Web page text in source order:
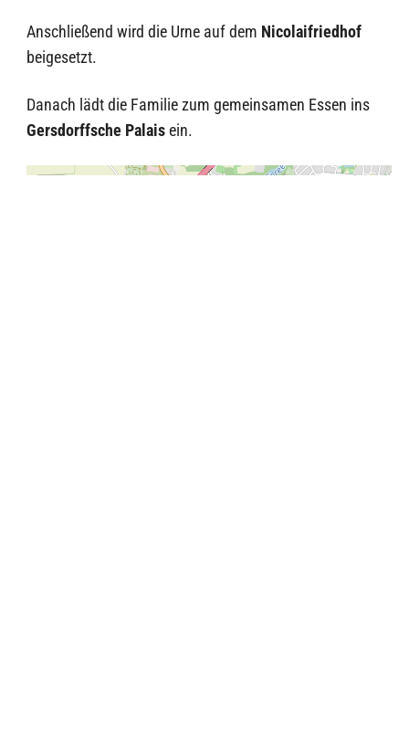
Anschließend wird die Urne auf dem Nicolaifriedhof
beigesetzt.
Danach lädt die Familie zum gemeinsamen Essen ins
Gersdorffsche Palaisein.